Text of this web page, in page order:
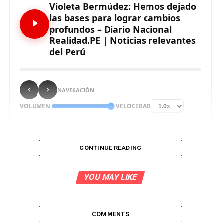
Violeta Bermúdez: Hemos dejado
las bases para lograr cambios
profundos – Diario Nacional
Realidad.PE | Noticias relevantes
del Perú
NAVEGACIÓN
VOLUMEN VELOCIDAD
Bermúdez, manifestó que el Gobierno de transición
CONTINUE READING
YOU MAY LIKE
COMMENTS